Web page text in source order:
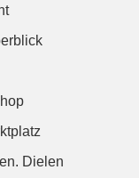
Dielen